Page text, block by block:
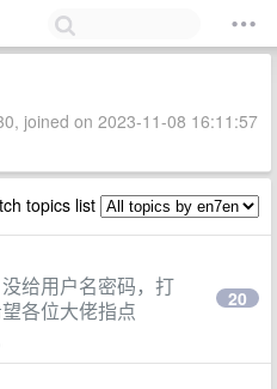
joined on 2023-11-08 16:11:57
topics list
给用户名密码，打
各位大佬指点
20